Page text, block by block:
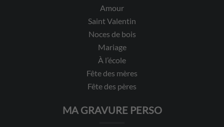
Amour
Saint Valentin
Noces de bois
Mariage
À l’école
Fête des mères
Fête des pères
MA GRAVURE PERSO